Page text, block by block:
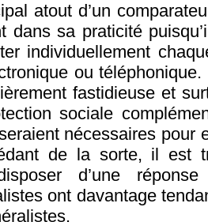
atout d’un
dans sa praticité
individuellement
ou téléphonique.
fastidieuse et
sociale
nécessaires pour
de la sorte, il est
d’une
ont davantage